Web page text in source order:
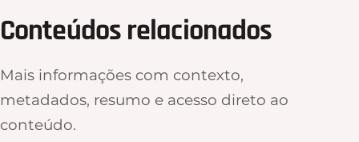
Conteúdos relacionados
Mais informações com contexto,
metadados, resumo e acesso direto ao
conteúdo.